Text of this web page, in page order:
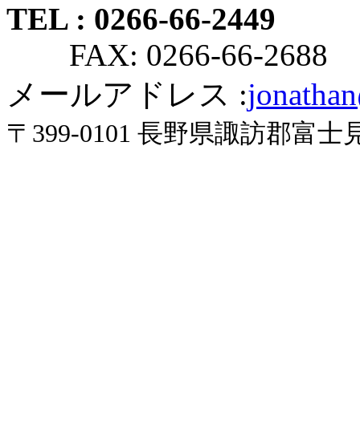
TEL : 0266-66-2449
FAX: 0266-66-2688
メールアドレス :
〒399-0101 長野県諏訪郡富